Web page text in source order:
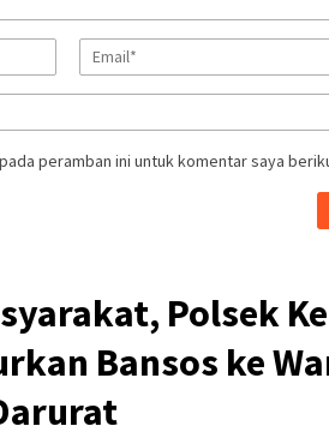
peramban ini untuk komentar saya
Polsek
Bansos ke